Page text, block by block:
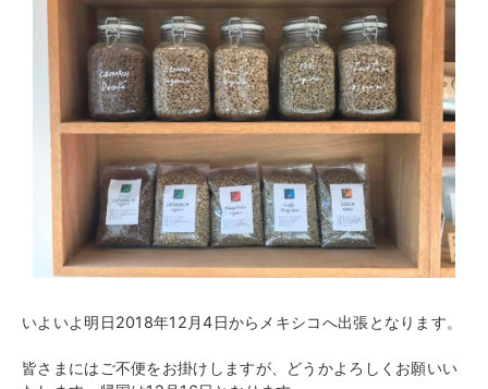
いよいよ明日2018年12月4日からメキシコへ出張となります。
皆さまにはご不便をお掛けしますが、どうかよろしくお願いい